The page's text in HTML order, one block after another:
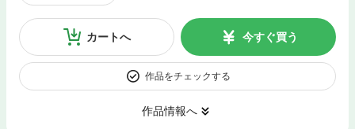
カートへ 今すぐ買う
作品をチェックする
作品情報へ